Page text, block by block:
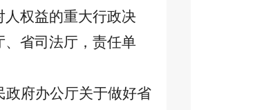
权益的重大行政决
省司法厅，责任单
政府办公厅关于做好省